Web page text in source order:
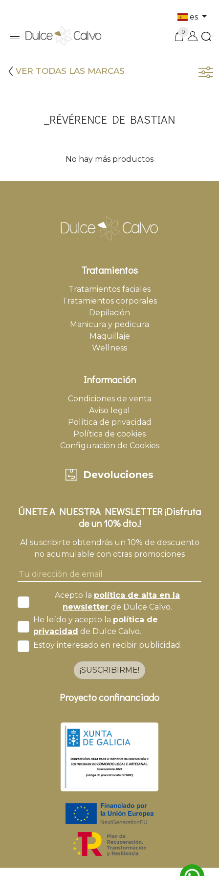
es
0
VER TODAS LAS MARCAS
_RÉVÉRENCE DE BASTIAN
No hay más productos
Tratamientos
Tratamientos faciales
Tratamientos corporales
Depilación
Manicura y pedicura
Maquillaje
Wellness
Información
Condiciones de venta
Aviso legal
Política de privacidad
Política de cookies
Configuración de Cookies
Devoluciones
ÚNETE A NUESTRA NEWSLETTER ¡Disfruta
de un 10% dto.!
Al suscribirte obtendrás un 10% de descuento
no acumulable con otras promociones
Acepto la política de alta en la
newsletter de Dulce Calvo.
He leído y acepto la política de
privacidad de Dulce Calvo.
Estoy interesado en recibir publicidad.
¡SUSCRIBIRME!
Proyecto confinanciado